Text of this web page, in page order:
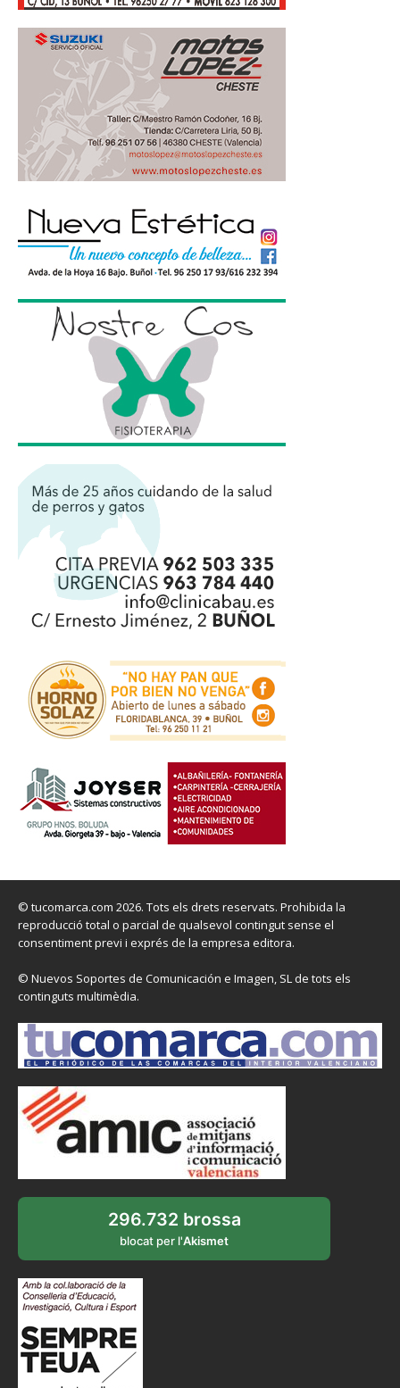
© tucomarca.com 2026. Tots els drets reservats. Prohibida la
reproducció total o parcial de qualsevol contingut sense el
consentiment previ i exprés de la empresa editora.
© Nuevos Soportes de Comunicación e Imagen, SL de tots els
continguts multimèdia.
296.732 brossa
blocat per l'Akismet